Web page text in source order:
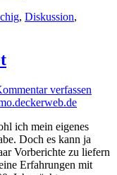
, Diskussion,
verfassen
ich mein eigenes
Doch es kann ja
Vorberichte zu liefern
Erfahrungen mit